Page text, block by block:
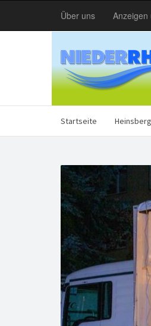
Über uns Anzeigen
Startseite Heinsberg